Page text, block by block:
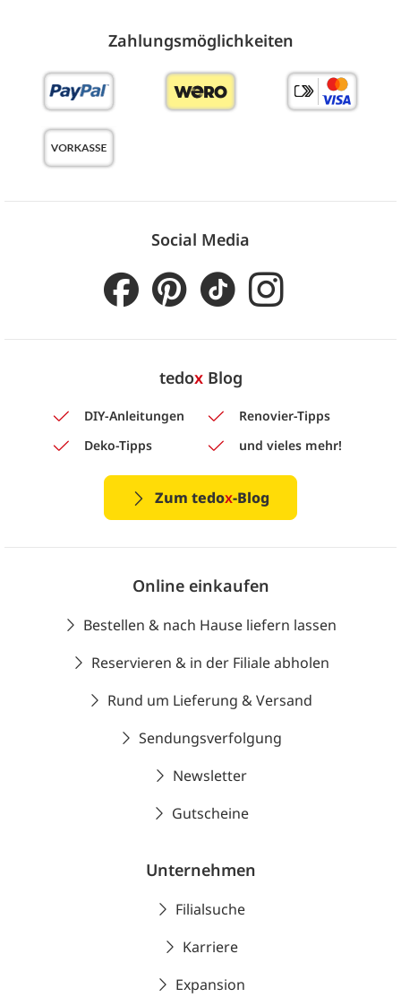
Zahlungs­möglich­keiten
Social Media
tedoxBlog
DIY-Anleitungen
Renovier-Tipps
Deko-Tipps
und vieles mehr!
Zum tedox-Blog
Online einkaufen
Bestellen & nach Hause liefern lassen
Reservieren & in der Filiale abholen
Rund um Lieferung & Versand
Sendungsverfolgung
Newsletter
Gutscheine
Unternehmen
Filialsuche
Karriere
Expansion